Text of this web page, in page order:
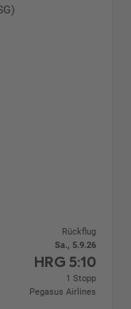
Rückflug
Sa., 5.9.26
HRG 5:10
1 Stopp
Pegasus Airlines